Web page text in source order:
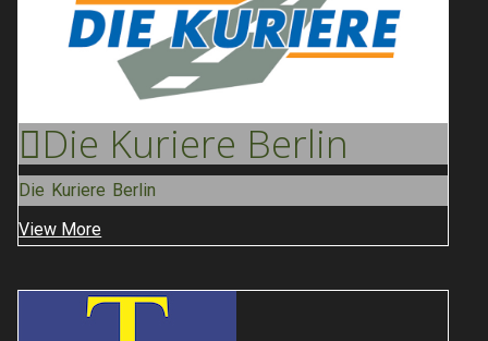
Die Kuriere Berlin
Die Kuriere Berlin
View More